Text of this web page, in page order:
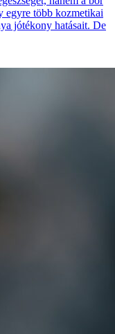
egyre több kozmetikai
jótékony hatásait. De